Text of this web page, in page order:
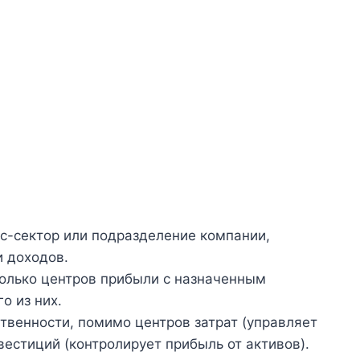
сектор или подразделение компании,
доходов.
центров прибыли с назначенным
из них.
помимо центров затрат (управляет
(контролирует прибыль от активов).